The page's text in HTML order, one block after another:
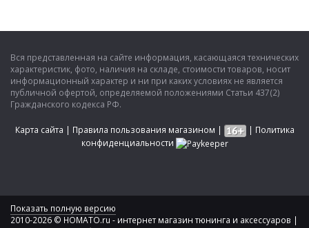
Вся представленная на сайте информация, касающаяся технических
характеристик, фото, наличия на складе, стоимости товаров, носит
информационный характер и ни при каких условиях не является
публичной офертой, определяемой положениями Статьи 437(2)
Гражданского кодекса РФ.
Карта сайта | Правила пользования магазином | | Политика
конфиденциальности
Показать полную версию
2010-2026 © HOMATO.ru - интернет магазин тюнинга и аксессуаров |